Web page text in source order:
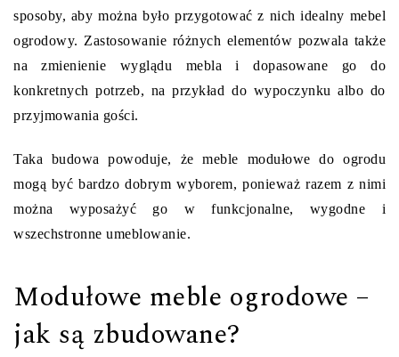
sposoby, aby można było przygotować z nich idealny mebel
ogrodowy. Zastosowanie różnych elementów pozwala także
na zmienienie wyglądu mebla i dopasowane go do
konkretnych potrzeb, na przykład do wypoczynku albo do
przyjmowania gości.
Taka budowa powoduje, że meble modułowe do ogrodu
mogą być bardzo dobrym wyborem, ponieważ razem z nimi
można wyposażyć go w funkcjonalne, wygodne i
wszechstronne umeblowanie.
Modułowe meble ogrodowe –
jak są zbudowane?